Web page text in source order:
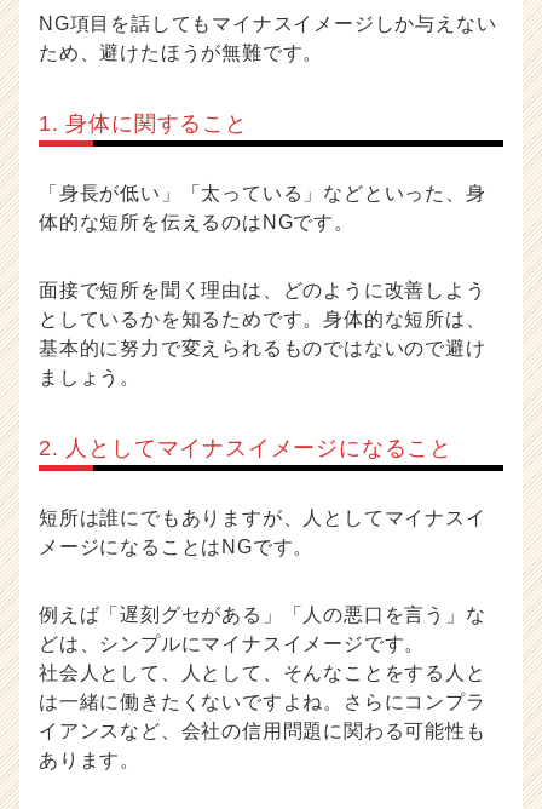
NG項目を話してもマイナスイメージしか与えない
ため、避けたほうが無難です。
1. 身体に関すること
「身長が低い」「太っている」などといった、身
体的な短所を伝えるのはNGです。
面接で短所を聞く理由は、どのように改善しよう
としているかを知るためです。身体的な短所は、
基本的に努力で変えられるものではないので避け
ましょう。
2. 人としてマイナスイメージになること
短所は誰にでもありますが、人としてマイナスイ
メージになることはNGです。
例えば「遅刻グセがある」「人の悪口を言う」な
どは、シンプルにマイナスイメージです。
社会人として、人として、そんなことをする人と
は一緒に働きたくないですよね。さらにコンプラ
イアンスなど、会社の信用問題に関わる可能性も
あります。